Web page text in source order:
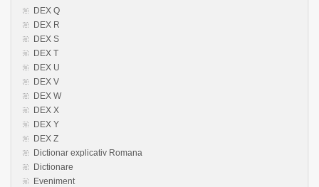
DEX Q
DEX R
DEX S
DEX T
DEX U
DEX V
DEX W
DEX X
DEX Y
DEX Z
Dictionar explicativ Romana
Dictionare
Eveniment